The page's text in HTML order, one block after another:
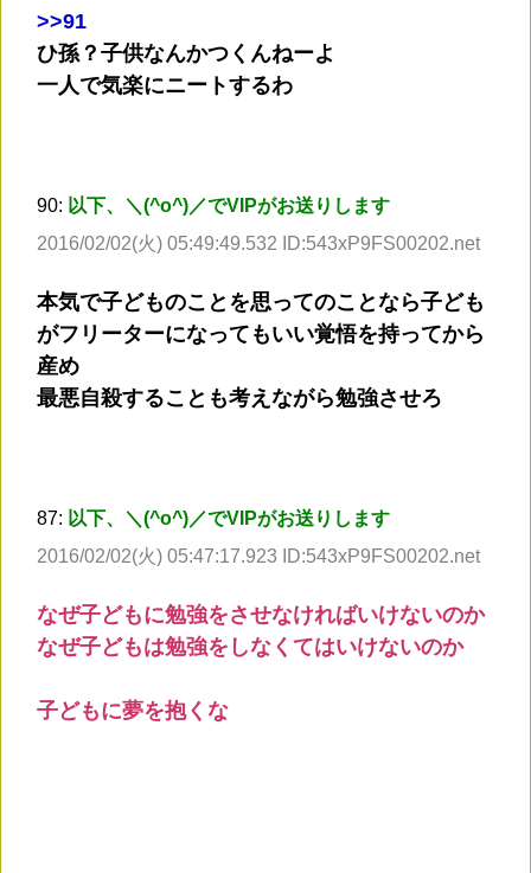
>>91
ひ孫？子供なんかつくんねーよ
一人で気楽にニートするわ
90: 以下、＼(^o^)／でVIPがお送りします
2016/02/02(火) 05:49:49.532 ID:543xP9FS00202.net
本気で子どものことを思ってのことなら子ども
がフリーターになってもいい覚悟を持ってから
産め
最悪自殺することも考えながら勉強させろ
87: 以下、＼(^o^)／でVIPがお送りします
2016/02/02(火) 05:47:17.923 ID:543xP9FS00202.net
なぜ子どもに勉強をさせなければいけないのか
なぜ子どもは勉強をしなくてはいけないのか
子どもに夢を抱くな